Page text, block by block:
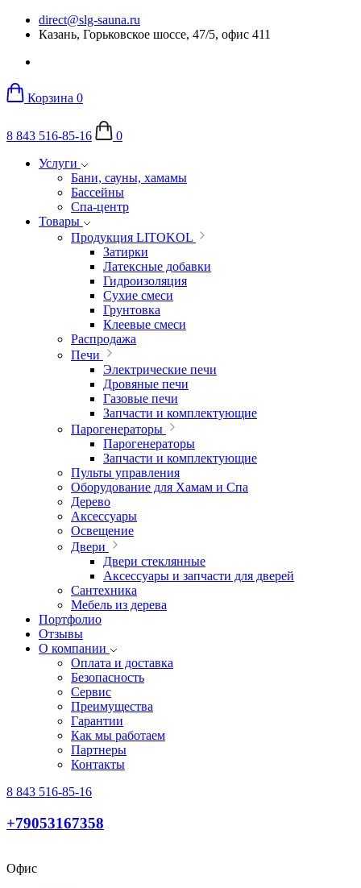
direct@slg-sauna.ru
Казань, Горьковское шоссе, 47/5, офис 411
Корзина 0
8 843 516-85-16
0
Услуги
Бани, сауны, хамамы
Бассейны
Спа-центр
Товары
Продукция LITOKOL
Затирки
Латексные добавки
Гидроизоляция
Сухие смеси
Грунтовка
Клеевые смеси
Распродажа
Печи
Электрические печи
Дровяные печи
Газовые печи
Запчасти и комплектующие
Парогенераторы
Парогенераторы
Запчасти и комплектующие
Пульты управления
Оборудование для Хамам и Спа
Дерево
Аксессуары
Освещение
Двери
Двери стеклянные
Аксессуары и запчасти для дверей
Сантехника
Мебель из дерева
Портфолио
Отзывы
О компании
Оплата и доставка
Безопасность
Сервис
Преимущества
Гарантии
Как мы работаем
Партнеры
Контакты
8 843 516-85-16
+79053167358
Офис